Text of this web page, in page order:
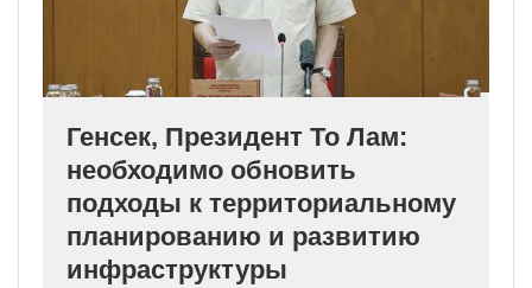
Генсек, Президент То Лам:
необходимо обновить
подходы к территориальному
планированию и развитию
инфраструктуры